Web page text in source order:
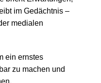
im Gedächtnis –
medialen
ein ernstes
zu machen und